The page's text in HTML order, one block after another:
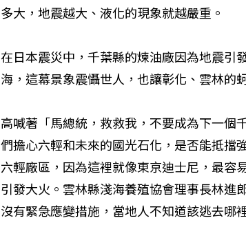
多大，地震越大、液化的現象就越嚴重。
在日本震災中，千葉縣的煉油廠因為地震引
海，這幕景象震懾世人，也讓彰化、雲林的
高喊著「馬總統，救救我，不要成為下一個
們擔心六輕和未來的國光石化，是否能抵擋
六輕廠區，因為這裡就像東京迪士尼，最容
引發大火。雲林縣淺海養殖協會理事長林進
沒有緊急應變措施，當地人不知道該逃去哪